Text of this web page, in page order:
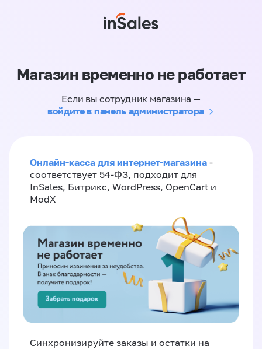
Магазин временно не работает
Если вы сотрудник магазина —
войдите в панель администратора
Онлайн-касса для интернет-магазина -
соответствует 54-ФЗ, подходит для
InSales, Битрикс, WordPress, OpenCart и
ModX
Синхронизируйте заказы и остатки на